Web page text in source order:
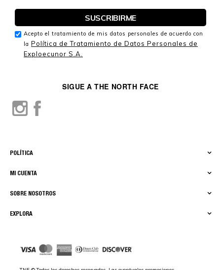
EXPLORA
SOBRE NOSOTROS
MI CUENTA
POLÍTICA
SIGUE A THE NORTH FACE
Acepto el tratamiento de mis datos personales de acuerdo con
la Política de Tratamiento de Datos Personales de
Exploecunor S.A.